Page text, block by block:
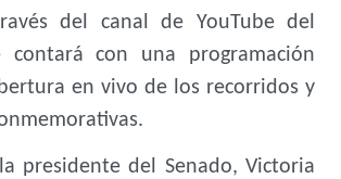
del canal de YouTube del
contará con una programación
en vivo de los recorridos y
presidente del Senado, Victoria